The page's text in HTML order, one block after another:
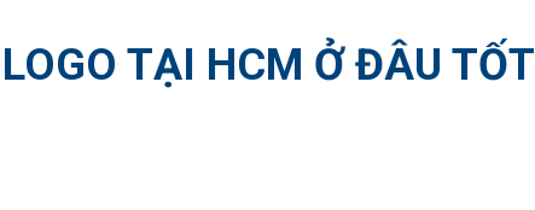
TẠI HCM Ở ĐÂU TỐT